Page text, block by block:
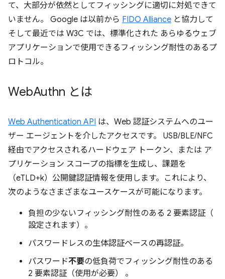
て、大部分が依然としてフィッシングに適切に対処できて
いません。 Google は以前から FIDO Alliance と協力して
そして最近では W3C では、標準化された あらゆるウェブ
アプリケーションで使用できるフィッシング耐性のあるプ
ロトコル。
WebAuthn とは
Web Authentication API は、Web 認証システムへのユー
ザー エージェントを介したアクセスです。 USB/BLE/NFC
経由でアクセスされるハードウェア トークン、または ア
プリケーション スコープの指標を生成し、課題を
（eTLD+k）公開鍵認証情報を使用します。これにより、
次のようなさまざまなユースケースが可能になります。
負担の少ないフィッシング耐性のある 2 要素認証（
設定されます）。
パスワードレスの生体認証ベースの再認証。
パスワード不要の低負荷でフィッシング耐性のある
2 要素認証（使用が必要） 。